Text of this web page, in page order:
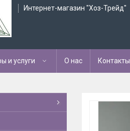
Интернет-магазин "Хоз-Трейд"
и услуги О нас Контакты